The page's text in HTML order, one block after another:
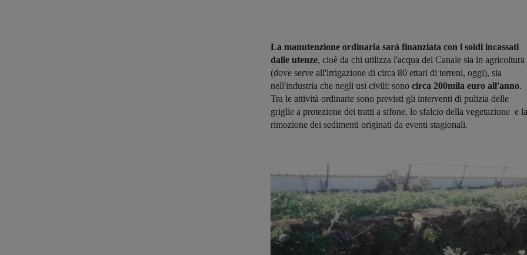
La manutenzione ordinaria sarà finanziata con i soldi incassati
dalle utenze, cioè da chi utilizza l'acqua del Canale sia in agricoltura
(dove serve all'irrigazione di circa 80 ettari di terreni, oggi), sia
nell'industria che negli usi civili: sono circa 200mila euro all'anno.
Tra le attività ordinarie sono previsti gli interventi di pulizia delle
griglie a protezione dei tratti a sifone, lo sfalcio della vegetazione e la
rimozione dei sedimenti originati da eventi stagionali.